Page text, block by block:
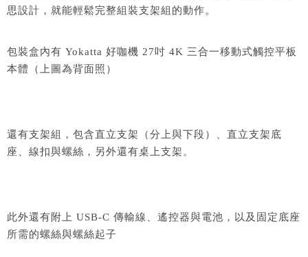
思設計，就能輕鬆完整組裝支架組的動作。
包裝盒內有 Yokatta 好咖機 27吋 4K 三合一移動式觸控平板
本體（上圖為背面照）
還有支架組，包含直立支架（分上與下段）、直立支架底
座、線扣與螺絲，另外還有桌上支架。
此外還有附上 USB-C 傳輸線、遙控器與電池，以及固定底座
所需的螺絲與螺絲起子